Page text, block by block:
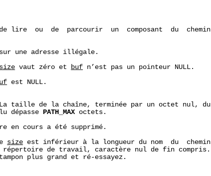
lire  ou  de  parcourir  un  composant  du  chemin
une adresse illégale.
size vaut zéro et buf n’est pas un pointeur NULL.
est NULL.
taille de la chaîne, terminée par un octet nul, du
dépasse
PATH_MAX octets.
en cours a été supprimé.
size est inférieur à la longueur du nom  du  chemin
de travail, caractère nul de fin compris.
plus grand et ré-essayez.